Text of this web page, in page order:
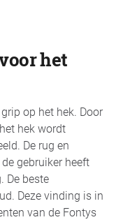
het
op het hek. Door
hek wordt
De rug en
gebruiker heeft
De beste
Deze vinding is in
van de Fontys